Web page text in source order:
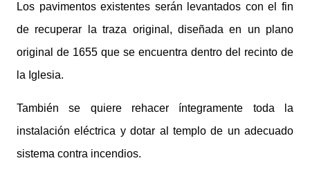
Los pavimentos existentes serán levantados con el fin
de recuperar la traza original, diseñada en un plano
original de 1655 que se encuentra dentro del recinto de
la Iglesia.
También se quiere rehacer íntegramente toda la
instalación eléctrica y dotar al templo de un adecuado
sistema contra incendios.